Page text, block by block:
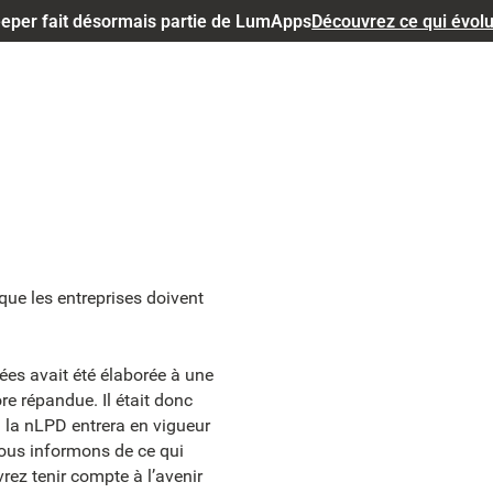
fait désormais partie de LumAppsDécouvrez ce qui
les entreprises doivent
avait été élaborée à une
répandue. Il était donc
nLPD entrera en vigueur
informons de ce qui
tenir compte à l’avenir